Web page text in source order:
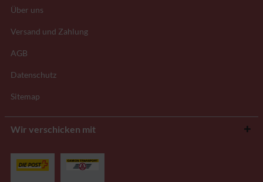
Über uns
Versand und Zahlung
AGB
Datenschutz
Sitemap
Wir verschicken mit